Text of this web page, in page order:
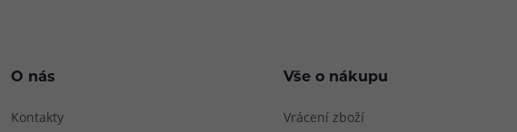
O nás
Kontakty
Vše o nákupu
Vrácení zboží